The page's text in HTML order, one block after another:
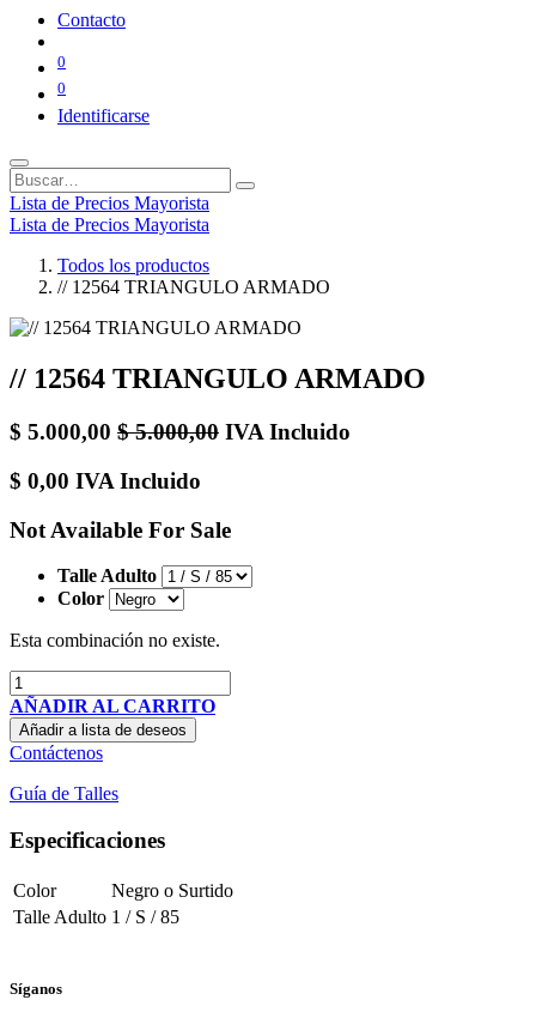
Contacto
0
0
Identificarse
Lista de Precios Mayorista
Lista de Precios Mayorista
Todos los productos
// 12564 TRIANGULO ARMADO
// 12564 TRIANGULO ARMADO
$ 5.000,00 $5.000,00 IVA Incluido
$ 0,00 IVA Incluido
Not Available For Sale
Talle Adulto
Color
Esta combinación no existe.
AÑADIR AL CARRITO
Añadir a lista de deseos
Contáctenos
Guía de Talles
Especificaciones
Color Negro o Surtido
Talle Adulto 1 / S / 85
Síganos